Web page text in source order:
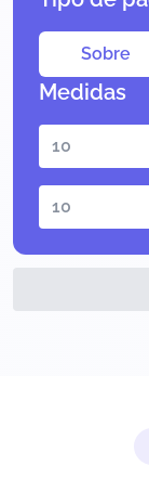
Sobre
Medidas